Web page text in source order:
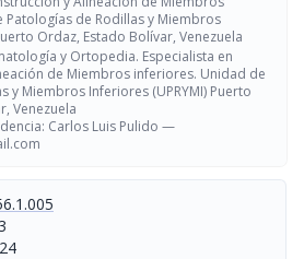
de Rodillas y Miembros
Ordaz, Estado Bolívar, Venezuela
y Ortopedia. Especialista en
de Miembros inferiores. Unidad de
y Miembros Inferiores (UPRYMI) Puerto
Venezuela
Carlos Luis Pulido —